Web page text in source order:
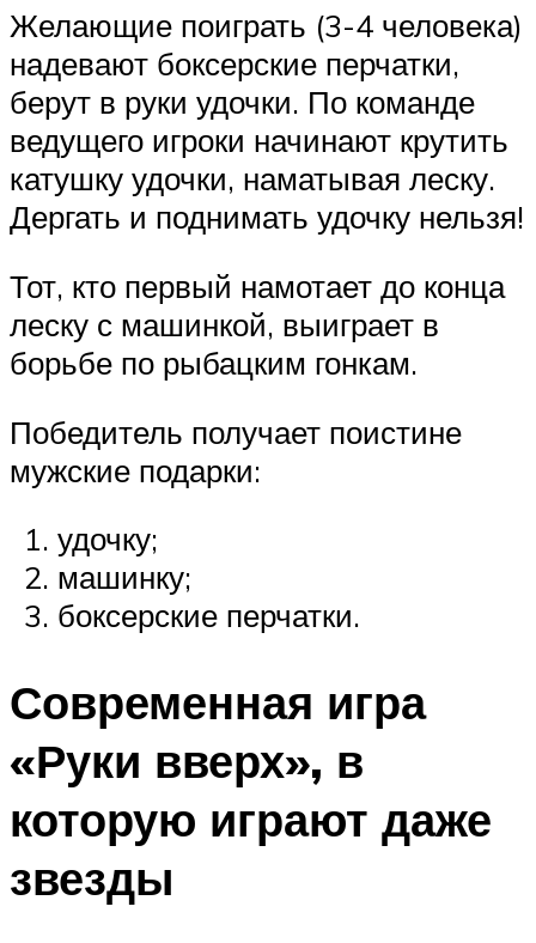
Желающие поиграть (3-4 человека)
надевают боксерские перчатки,
берут в руки удочки. По команде
ведущего игроки начинают крутить
катушку удочки, наматывая леску.
Дергать и поднимать удочку нельзя!
Тот, кто первый намотает до конца
леску с машинкой, выиграет в
борьбе по рыбацким гонкам.
Победитель получает поистине
мужские подарки:
удочку;
машинку;
боксерские перчатки.
Современная игра
«Руки вверх», в
которую играют даже
звезды